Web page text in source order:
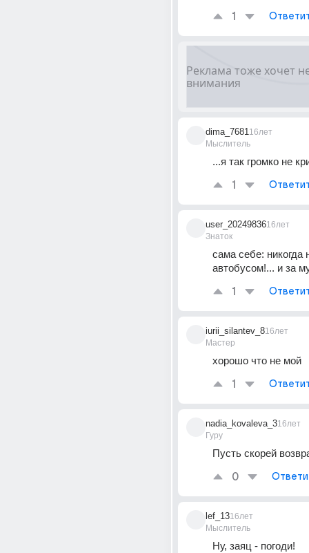
1
dima_7681
Мыслитель
16лет
...я так громко не
1
user_20249836
Знаток
16лет
сама себе: никогда
автобусом!... и за
1
iurii_silantev_8
Мастер
16лет
хорошо что не мой
1
nadia_kovaleva_3
Гуру
16лет
Пусть скорей
0
lef_13
Мыслитель
16лет
Ну, заяц - погоди!